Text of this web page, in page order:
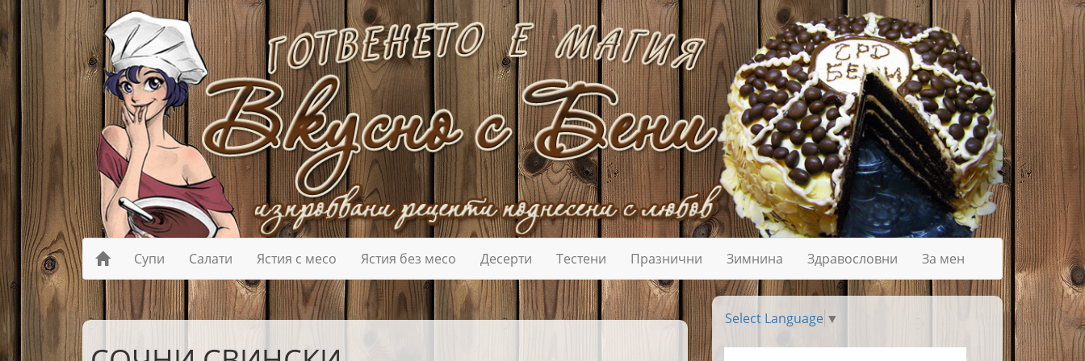
Супи Салати Ястия с месо Ястия без месо Десерти Тестени Празнични Зимнина Здравословни За мен
Select Language ▼